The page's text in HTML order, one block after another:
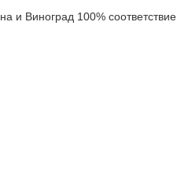
100% соответствие